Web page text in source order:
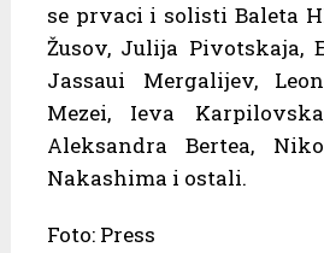
se prvaci i solisti Baleta
Žusov, Julija Pivotskaja,
Jassaui Mergalijev,
Mezei, Ieva
Aleksandra Bertea,
Nakashima i ostali.
Foto: Press